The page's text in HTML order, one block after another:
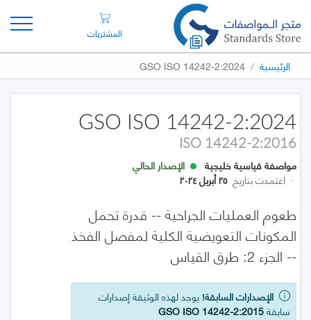
المشتريات
الرئيسية GSO ISO 14242-2:2024
GSO ISO 14242-2:2024
ISO 14242-2:2016
مواصفة قياسية خليجية
الإصدار الحالي
· اعتمدت بتاريخ ٢٥ أبريل ٢٠٢٤
طعوم العمليات الجراحية -- قدرة تحمل
المكونات التعويضية الكلية لمفصل الفخذ
-- الجزء 2: طرق القياس
الإصدارات السابقة! يوجد لهذه الوثيقة إصدارات
سابقةGSO ISO 14242-2:2015